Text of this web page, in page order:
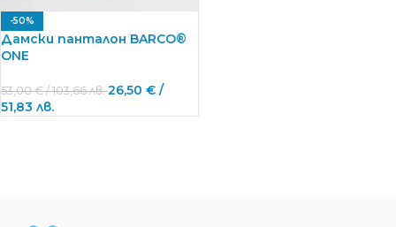
-50%
Дамски панталон BARCO®
ONE
53,00€/ 103,66 лв.26,50 € /
51,83 лв.